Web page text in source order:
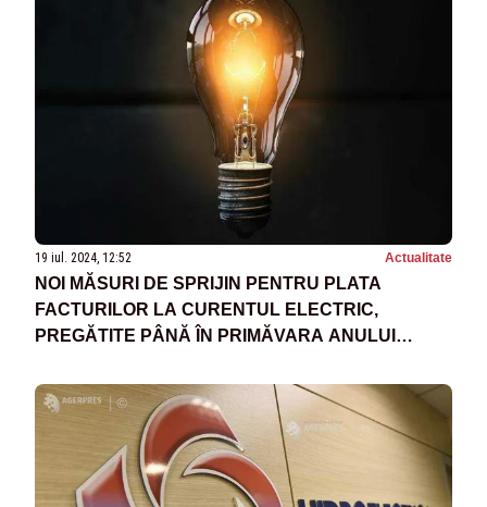
19 iul. 2024, 12:52 Actualitate
NOI MĂSURI DE SPRIJIN PENTRU PLATA
FACTURILOR LA CURENTUL ELECTRIC,
PREGĂTITE PÂNĂ ÎN PRIMĂVARA ANULUI